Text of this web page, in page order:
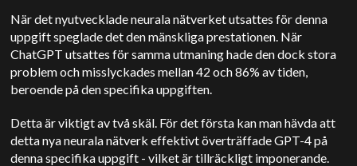
När det nyutvecklade neurala nätverket utsattes för denna
uppgift speglade det den mänskliga prestationen. När
ChatGPT utsattes för samma utmaning hade den dock stora
problem och misslyckades mellan 42 och 86% av tiden,
beroende på den specifika uppgiften.
Detta är viktigt av två skäl. För det första kan man hävda att
detta nya neurala nätverk effektivt överträffade GPT-4 på
denna specifika uppgift - vilket är tillräckligt imponerande.